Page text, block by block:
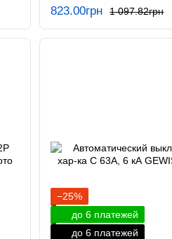
1 097.82грн
823.00грн
−25%
до 6 платежей
до 6 платежей